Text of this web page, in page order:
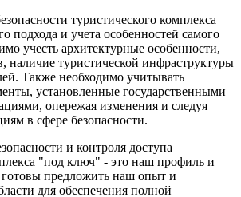
туристического комплекса
подхода и учета особенностей самого
учесть архитектурные особенности,
наличие туристической инфраструктуры
Также необходимо учитывать
установленные государственными
опережая изменения и следуя
в сфере безопасности.
и контроля доступа
"под ключ" - это наш профиль и
предложить наш опыт и
для обеспечения полной